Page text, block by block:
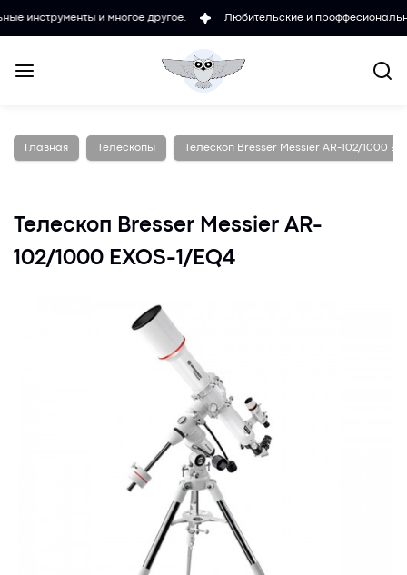
и многое другое. Любительские и проффесиональные
Главная Телескопы Телескоп Bresser Messier AR-102/1000
Телескоп Bresser Messier AR-
102/1000 EXOS-1/EQ4